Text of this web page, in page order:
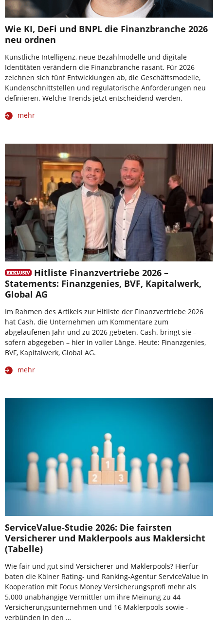
Wie KI, DeFi und BNPL die Finanzbranche 2026
neu ordnen
Künstliche Intelligenz, neue Bezahlmodelle und digitale
Identitäten verändern die Finanzbranche rasant. Für 2026
zeichnen sich fünf Entwicklungen ab, die Geschäftsmodelle,
Kundenschnittstellen und regulatorische Anforderungen neu
definieren. Welche Trends jetzt entscheidend werden.
mehr
Hitliste Finanzvertriebe 2026 –
Statements: Finanzgenies, BVF, Kapitalwerk,
Global AG
Im Rahmen des Artikels zur Hitliste der Finanzvertriebe 2026
hat Cash. die Unternehmen um Kommentare zum
abgelaufenen Jahr und zu 2026 gebeten. Cash. bringt sie –
sofern abgegeben – hier in voller Länge. Heute: Finanzgenies,
BVF, Kapitalwerk, Global AG.
mehr
ServiceValue-Studie 2026: Die fairsten
Versicherer und Maklerpools aus Maklersicht
(Tabelle)
Wie fair und gut sind Versicherer und Maklerpools? Hierfür
baten die Kölner Rating- und Ranking-Agentur ServiceValue in
Kooperation mit Focus Money Versicherungsprofi mehr als
5.000 unabhängige Vermittler um ihre Meinung zu 44
Versicherungsunternehmen und 16 Maklerpools sowie -
verbünden in den …